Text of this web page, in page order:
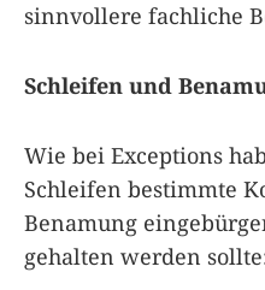
sinnvollere fachliche
Schleifen und
Wie bei Exceptions
Schleifen bestimmte
Benamung
gehalten werden